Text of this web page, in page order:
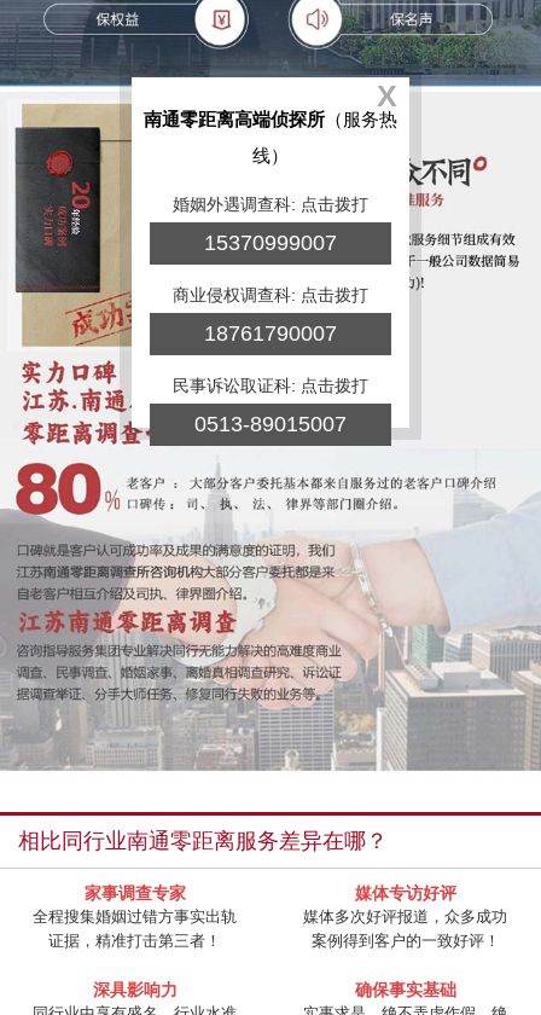
相比同行业南通零距离服务差异在哪？
家事调查专家
全程搜集婚姻过错方事实出轨
证据，精准打击第三者！
媒体专访好评
媒体多次好评报道，众多成功
案例得到客户的一致好评！
深具影响力 确保事实基础
X
南通零距离高端侦探所 （服务热
线）
婚姻外遇调查科: 点击拨打
15370999007
商业侵权调查科: 点击拨打
18761790007
民事诉讼取证科: 点击拨打
0513-89015007